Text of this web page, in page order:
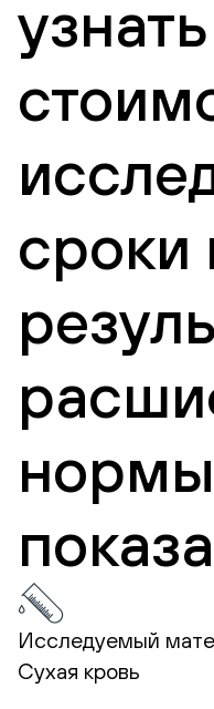
узнать
сроки
Исследуемый
Сухая кровь